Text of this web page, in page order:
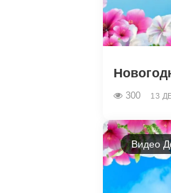
300 13
Видео